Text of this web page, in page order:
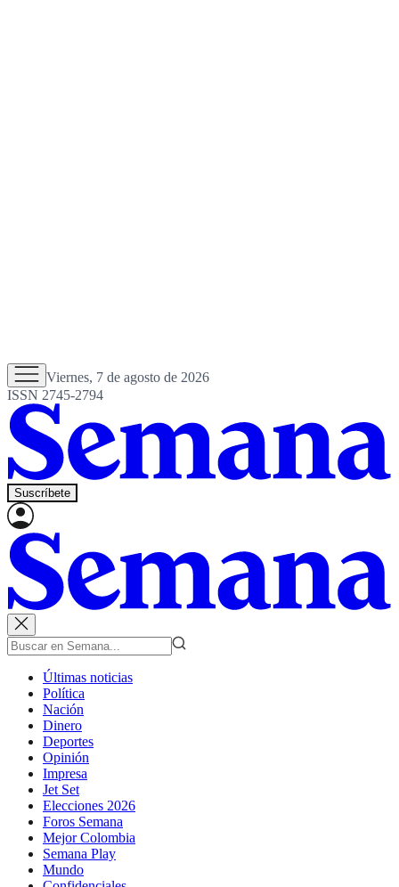
Viernes, 7 de agosto de 2026
ISSN 2745-2794
Suscríbete
Últimas noticias
Política
Nación
Dinero
Deportes
Opinión
Impresa
Jet Set
Elecciones 2026
Foros Semana
Mejor Colombia
Semana Play
Mundo